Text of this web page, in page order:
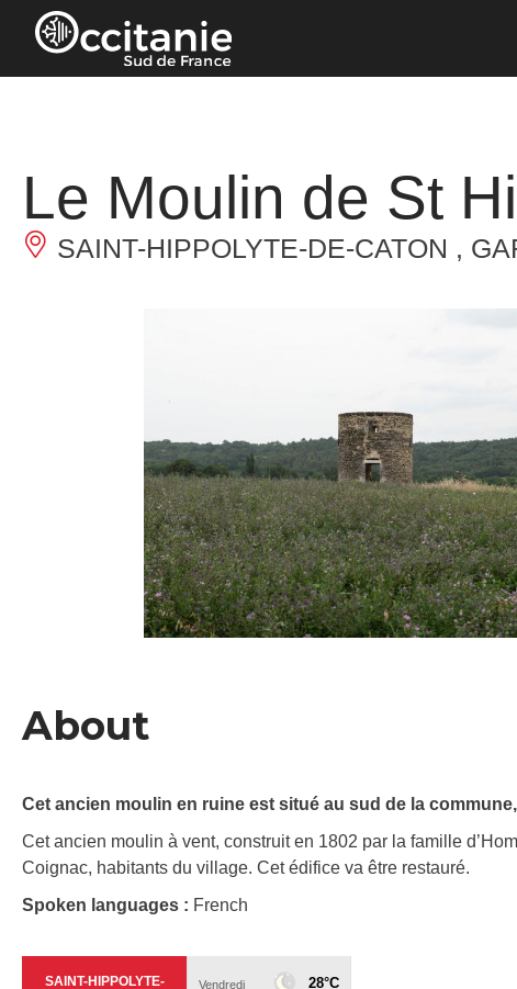
Cookies management panel
Le Moulin de St
SAINT-HIPPOLYTE-DE-CATON ,
About
Cet ancien moulin en ruine est situé au sud de la
Cet ancien moulin à vent, construit en 1802 par la famille
Coignac, habitants du village. Cet édifice va être restauré.
Spoken languages : French